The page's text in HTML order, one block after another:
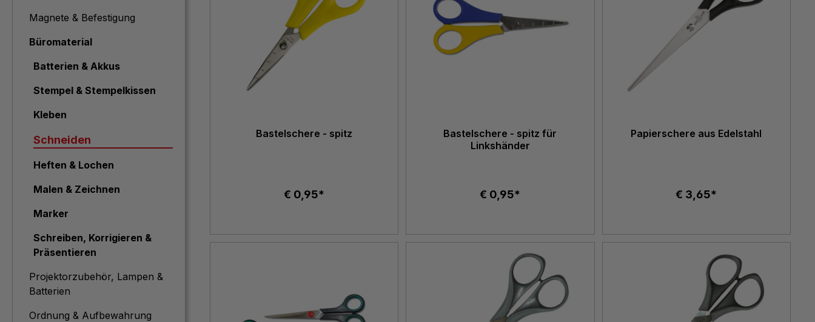
Magnete & Befestigung
Büromaterial
Batterien & Akkus
Stempel & Stempelkissen
Kleben
Schneiden
Heften & Lochen
Malen & Zeichnen
Marker
Schreiben, Korrigieren &
Präsentieren
Projektorzubehör, Lampen &
Batterien
Ordnung & Aufbewahrung
Bastelschere - spitz
€ 0,95*
Bastelschere - spitz für
Linkshänder
€ 0,95*
Papierschere aus Edelstahl
€ 3,65*